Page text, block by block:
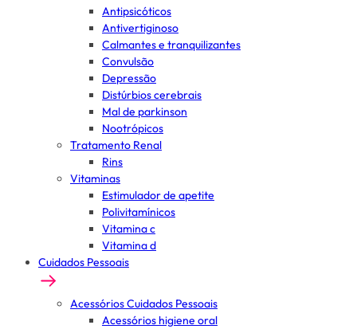
Antipsicóticos
Antivertiginoso
Calmantes e tranquilizantes
Convulsão
Depressão
Distúrbios cerebrais
Mal de parkinson
Nootrópicos
Tratamento Renal
Rins
Vitaminas
Estimulador de apetite
Polivitamínicos
Vitamina c
Vitamina d
Cuidados Pessoais
Acessórios Cuidados Pessoais
Acessórios higiene oral